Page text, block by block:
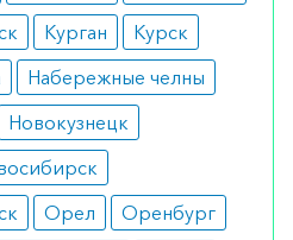
Курган
Курск
Набережные челны
Новокузнецк
Орел
Оренбург